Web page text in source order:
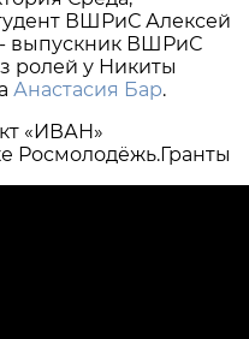
ВШРиС Алексей
- выпускник ВШРиС
ролей у Никиты
Анастасия Бар.
«ИВАН»
Росмолодёжь.Гранты